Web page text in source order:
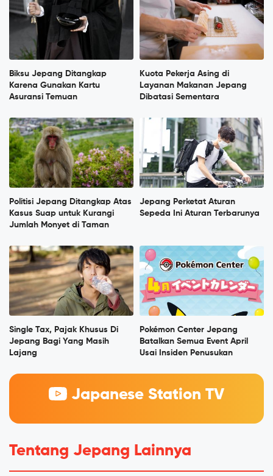
Biksu Jepang Ditangkap
Karena Gunakan Kartu
Asuransi Temuan
Kuota Pekerja Asing di
Layanan Makanan Jepang
Dibatasi Sementara
Politisi Jepang Ditangkap Atas
Kasus Suap untuk Kurangi
Jumlah Monyet di Taman
Jepang Perketat Aturan
Sepeda Ini Aturan Terbarunya
Single Tax, Pajak Khusus Di
Jepang Bagi Yang Masih
Lajang
Pokémon Center Jepang
Batalkan Semua Event April
Usai Insiden Penusukan
Japanese Station TV
Tentang Jepang Lainnya